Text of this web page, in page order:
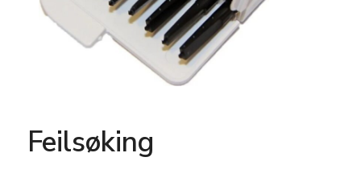
Feilsøking